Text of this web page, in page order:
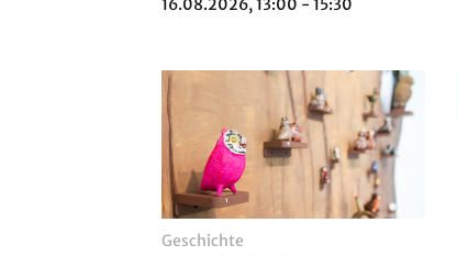
16.08.2026, 13:00 - 15:30
Geschichte